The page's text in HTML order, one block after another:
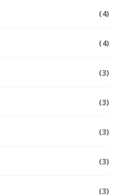
(4)
(4)
(3)
(3)
(3)
(3)
(3)